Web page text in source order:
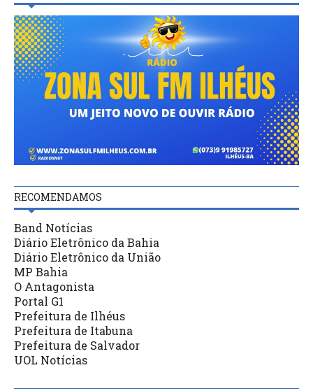
RECOMENDAMOS
Band Notícias
Diário Eletrônico da Bahia
Diário Eletrônico da União
MP Bahia
O Antagonista
Portal G1
Prefeitura de Ilhéus
Prefeitura de Itabuna
Prefeitura de Salvador
UOL Notícias